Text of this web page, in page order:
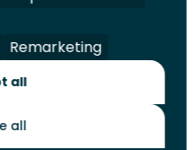
Z Index
Contact
Remarketing
all
all